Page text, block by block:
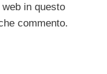
in questo
commento.